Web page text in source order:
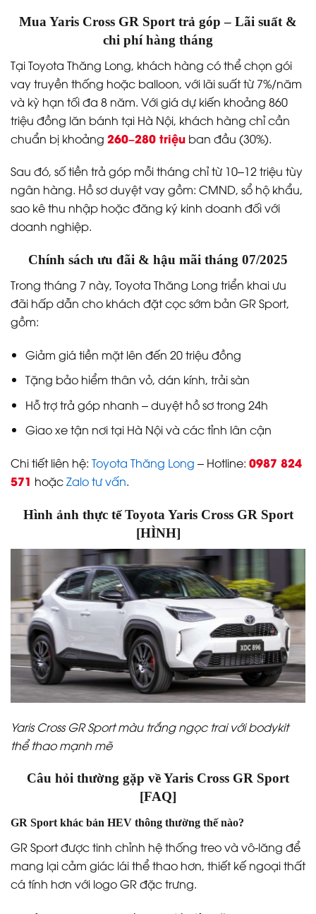
Mua Yaris Cross GR Sport trả góp – Lãi suất &
chi phí hàng tháng
Tại Toyota Thăng Long, khách hàng có thể chọn gói
vay truyền thống hoặc balloon, với lãi suất từ 7%/năm
và kỳ hạn tối đa 8 năm. Với giá dự kiến khoảng 860
triệu đồng lăn bánh tại Hà Nội, khách hàng chỉ cần
chuẩn bị khoảng 260–280 triệu ban đầu (30%).
Sau đó, số tiền trả góp mỗi tháng chỉ từ 10–12 triệu tùy
ngân hàng. Hồ sơ duyệt vay gồm: CMND, sổ hộ khẩu,
sao kê thu nhập hoặc đăng ký kinh doanh đối với
doanh nghiệp.
Chính sách ưu đãi & hậu mãi tháng 07/2025
Trong tháng 7 này, Toyota Thăng Long triển khai ưu
đãi hấp dẫn cho khách đặt cọc sớm bản GR Sport,
gồm:
Giảm giá tiền mặt lên đến 20 triệu đồng
Tặng bảo hiểm thân vỏ, dán kính, trải sàn
Hỗ trợ trả góp nhanh – duyệt hồ sơ trong 24h
Giao xe tận nơi tại Hà Nội và các tỉnh lân cận
Chi tiết liên hệ: Toyota Thăng Long – Hotline: 0987 824
571 hoặcZalo tư vấn.
Hình ảnh thực tế Toyota Yaris Cross GR Sport
[HÌNH]
Yaris Cross GR Sport màu trắng ngọc trai với bodykit
thể thao mạnh mẽ
Câu hỏi thường gặp về Yaris Cross GR Sport
[FAQ]
GR Sport khác bản HEV thông thường thế nào?
GR Sport được tinh chỉnh hệ thống treo và vô-lăng để
mang lại cảm giác lái thể thao hơn, thiết kế ngoại thất
cá tính hơn với logo GR đặc trưng.